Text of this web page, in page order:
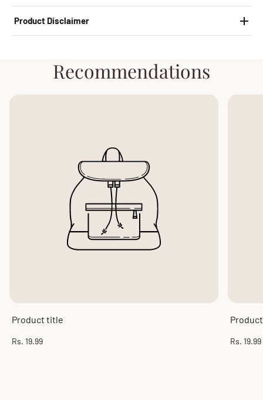
Product Disclaimer
Recommendations
Product title
Regular
Rs. 19.99
Regular
Rs. 19.99